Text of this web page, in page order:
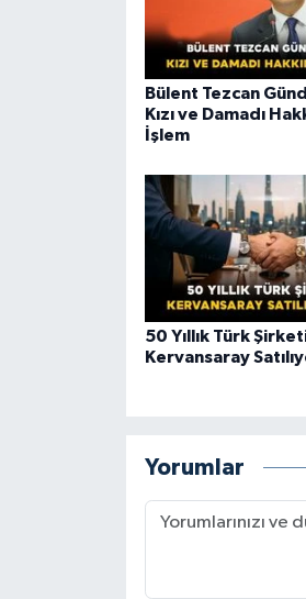
Bülent Tezcan
Kızı ve Damadı
İşlem
50 Yıllık Türk
Kervansaray
Yorumlar